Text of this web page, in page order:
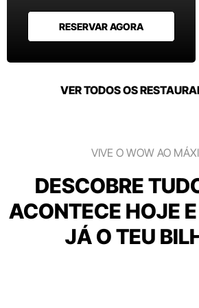
RESERVAR AGORA
VER TODOS OS
VIVE O WOW AO
DESCOBRE
ACONTECE HOJE
JÁ O TEU